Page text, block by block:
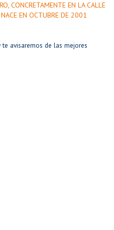
CONCRETAMENTE EN LA CALLE
EN OCTUBRE DE 2001
avisaremos de las mejores